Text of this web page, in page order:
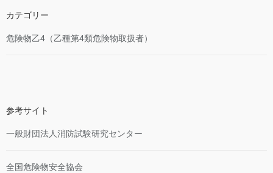
カテゴリー
危険物乙4（乙種第4類危険物取扱者）
参考サイト
一般財団法人消防試験研究センター
全国危険物安全協会